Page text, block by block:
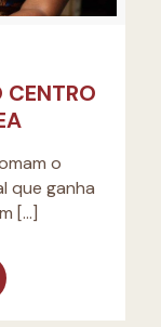
CENTRO
o
que ganha
[…]